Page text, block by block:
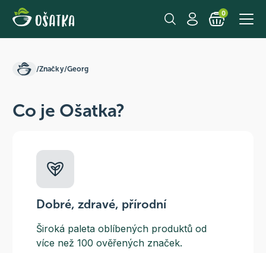
0
/Značky/Georg
Co je Ošatka?
Dobré, zdravé, přírodní
Široká paleta oblíbených produktů od
více než 100 ověřených značek.